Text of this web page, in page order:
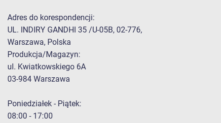
Adres do korespondencji:
UL. INDIRY GANDHI 35 /U-05B, 02-776,
Warszawa, Polska
Produkcja/Magazyn:
ul. Kwiatkowskiego 6A
03-984 Warszawa
Poniedziałek - Piątek:
08:00 - 17:00